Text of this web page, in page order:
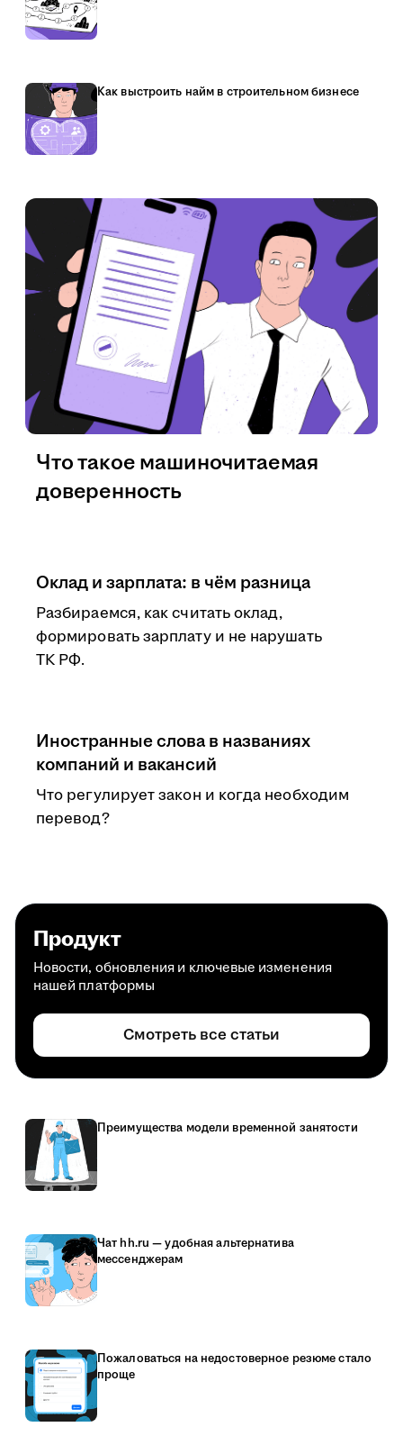
Как выстроить найм в строительном бизнесе
Оклад и зарплата: в чём разница
Разбираемся, как считать оклад,
формировать зарплату и не нарушать
ТК РФ.
Иностранные слова в названиях
компаний и вакансий
Что регулирует закон и когда необходим
перевод?
Что такое машиночитаемая
доверенность
Продукт
Новости, обновления и ключевые изменения
нашей платформы
Смотреть все статьи
Преимущества модели временной занятости
Чат hh.ru — удобная альтернатива
мессенджерам
Пожаловаться на недостоверное резюме стало
проще